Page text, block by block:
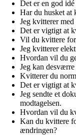
Det er en god
Har du husket at
Jeg kvitterer
Det er vigtigt at
Vil du kvittere
Jeg kvitterer
Hvordan vil du
Jeg kan
Kvitterer du
Det er vigtigt at
Jeg sendte et
modtagelsen.
Hvordan vil du
Kan du kvittere
ændringen?